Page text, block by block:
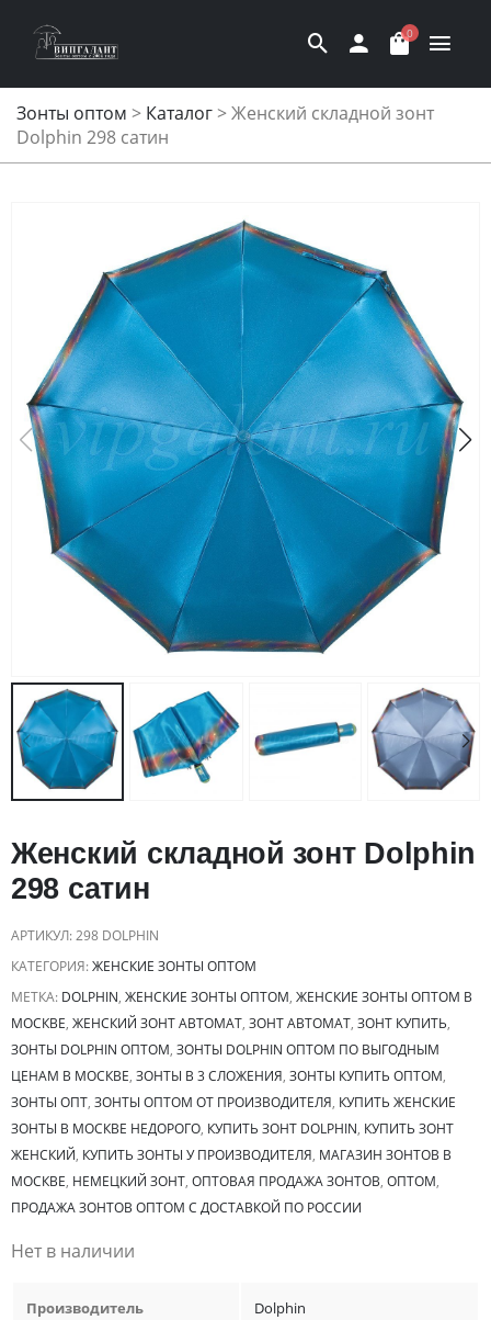
0
Зонты оптом > Каталог>Женский складной зонт
Dolphin 298 сатин
Женский складной зонт Dolphin
298 сатин
АРТИКУЛ:298 DOLPHIN
КАТЕГОРИЯ:ЖЕНСКИЕ ЗОНТЫ ОПТОМ
МЕТКА: DOLPHIN, ЖЕНСКИЕ ЗОНТЫ ОПТОМ, ЖЕНСКИЕ ЗОНТЫ ОПТОМ В
МОСКВЕ, ЖЕНСКИЙ ЗОНТ АВТОМАТ, ЗОНТ АВТОМАТ, ЗОНТ КУПИТЬ,
ЗОНТЫ DOLPHIN ОПТОМ, ЗОНТЫ DOLPHIN ОПТОМ ПО ВЫГОДНЫМ
ЦЕНАМ В МОСКВЕ, ЗОНТЫ В 3 СЛОЖЕНИЯ, ЗОНТЫ КУПИТЬ ОПТОМ,
ЗОНТЫ ОПТ, ЗОНТЫ ОПТОМ ОТ ПРОИЗВОДИТЕЛЯ, КУПИТЬ ЖЕНСКИЕ
ЗОНТЫ В МОСКВЕ НЕДОРОГО, КУПИТЬ ЗОНТ DOLPHIN, КУПИТЬ ЗОНТ
ЖЕНСКИЙ, КУПИТЬ ЗОНТЫ У ПРОИЗВОДИТЕЛЯ, МАГАЗИН ЗОНТОВ В
МОСКВЕ, НЕМЕЦКИЙ ЗОНТ, ОПТОВАЯ ПРОДАЖА ЗОНТОВ, ОПТОМ,
ПРОДАЖА ЗОНТОВ ОПТОМ С ДОСТАВКОЙ ПО РОССИИ
Нет в наличии
Производитель Dolphin